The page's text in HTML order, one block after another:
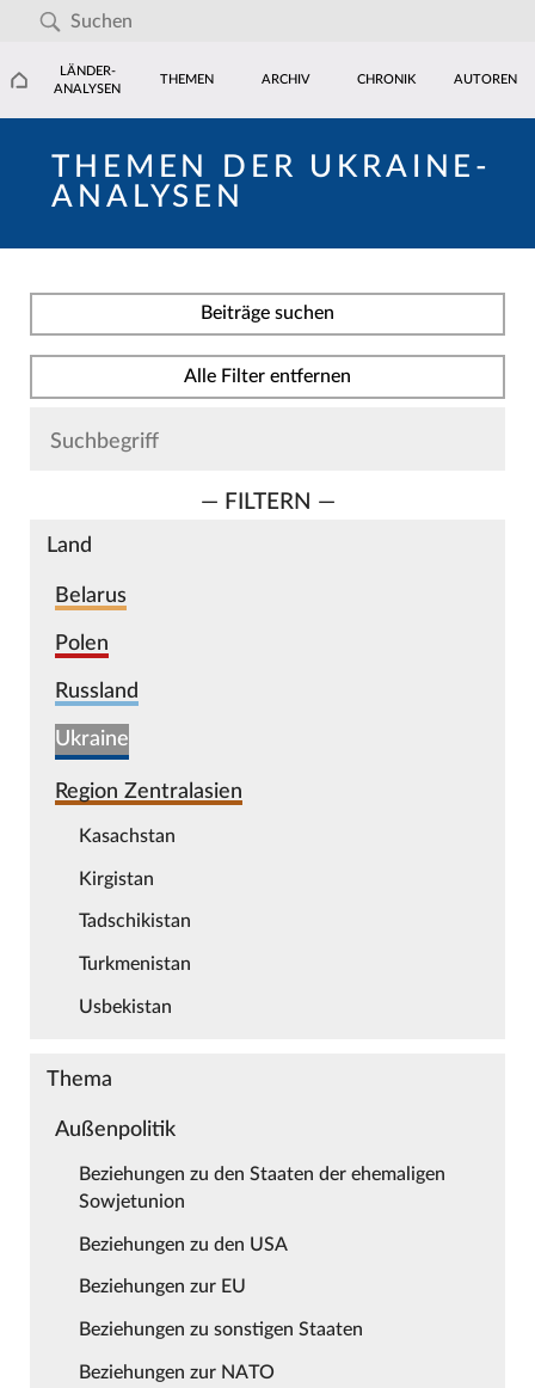
LÄNDER-
ANALYSEN
THEMEN ARCHIV CHRONIK AUTOREN
THEMEN DER UKRAINE-
ANALYSEN
Beiträge suchen
Alle Filter entfernen
— FILTERN —
Land
Belarus
Polen
Russland
Ukraine
Region Zentralasien
Kasachstan
Kirgistan
Tadschikistan
Turkmenistan
Usbekistan
Thema
Außenpolitik
Beziehungen zu den Staaten der ehemaligen
Sowjetunion
Beziehungen zu den USA
Beziehungen zur EU
Beziehungen zu sonstigen Staaten
Beziehungen zur NATO